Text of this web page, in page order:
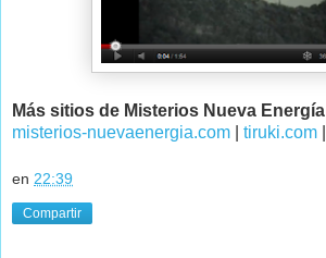
Más sitios de Misterios Nueva Energía
misterios-nuevaenergia.com
tiruki.com
en 22:39
Compartir